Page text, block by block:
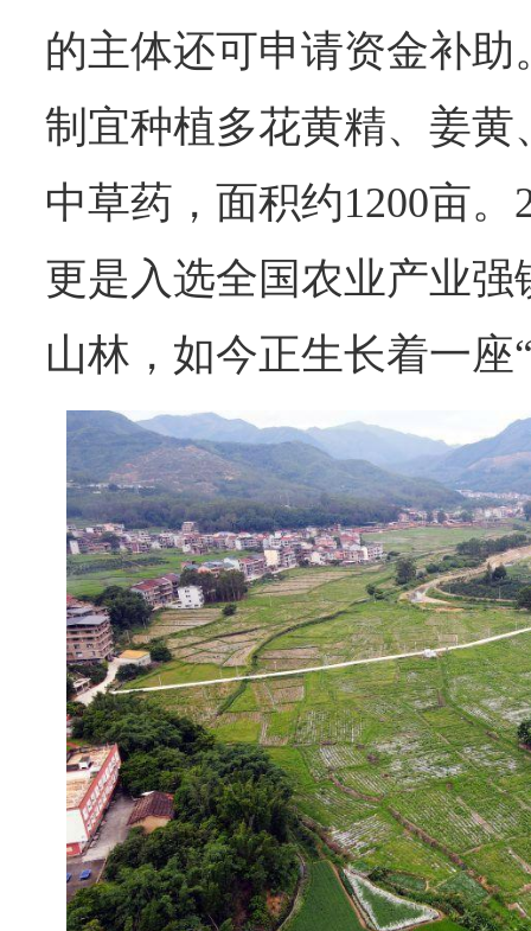
的主体还可申请资金补
制宜种植多花黄精、姜黄
中草药，面积约1200亩。
更是入选全国农业产业
山林，如今正生长着一座